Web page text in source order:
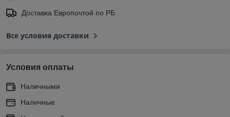
Доставка Европочтой по РБ
Все условия доставки
Условия оплаты
Наличными
Наличные